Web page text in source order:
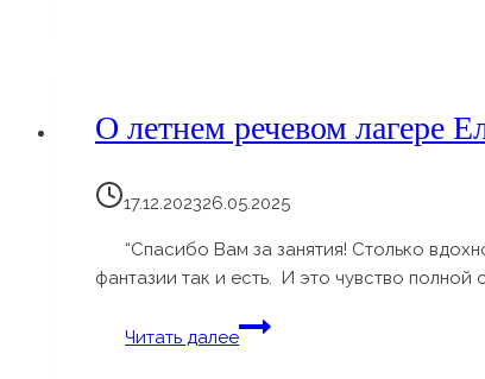
О летнем речевом лагере
17.12.202326.05.2025
“Спасибо Вам за занятия! Столько
фантазии так и есть. И это чувство
Читать далее
О
летнем